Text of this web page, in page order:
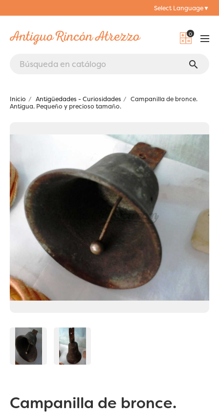
Select Language▼
0
search
Inicio Antigüedades - Curiosidades
Campanilla de bronce.
Antigua. Pequeño y precioso tamaño.
Campanilla de bronce.